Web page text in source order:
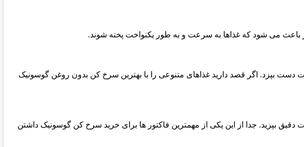
باعث می شود که غذاها به سرعت و به طور یکنواخت پخته شوند.
دست بپزد. اگر قصد دارید غذاهای متنوعی را با بهترین سرخ کن بدون روغن گوسونیک
بپزید. جدا از این یکی از مهمترین فاکتور ها برای خرید سرخ کن گوسونیک داشتن